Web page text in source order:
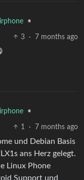
•
3 · 7 months ago
•
1 · 7 months ago
und Debian Basis
ans Herz gelegt.
Linux Phone
Support und